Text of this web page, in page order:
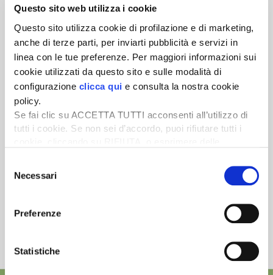
Questo sito web utilizza i cookie
Questo sito utilizza cookie di profilazione e di marketing,
anche di terze parti, per inviarti pubblicità e servizi in
linea con le tue preferenze. Per maggiori informazioni sui
cookie utilizzati da questo sito e sulle modalità di
configurazione clicca qui e consulta la nostra cookie
policy.
Se fai clic su ACCETTA TUTTI acconsenti all’utilizzo di
tutti i cookie. Se non sei d’accordo, puoi rifiutare tutti i
desideri accettare e cliccando ACCETTA SELEZIONATI.
delNecessari
Preferenze
Statistiche
Newsletter
Scopri un servizio d'informazione di alta qualità. Tagliato sulle tue
esigenze.